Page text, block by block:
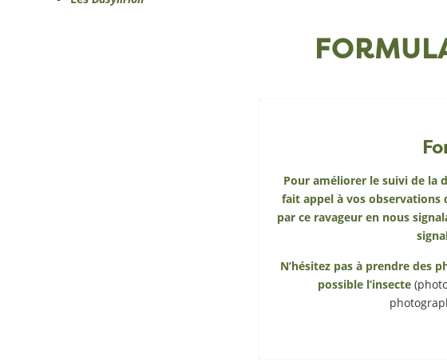
Pour améliorer le suivi de la
fait appel à vos observations
par ce ravageur en nous
N’hésitez pas à prendre des
possible l’insecte